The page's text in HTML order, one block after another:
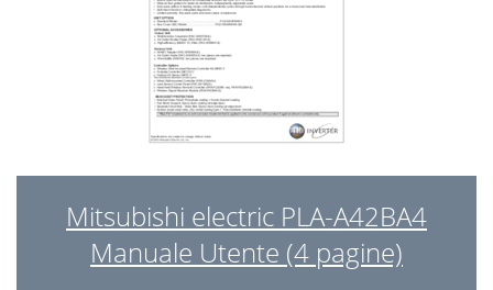
Mitsubishi electric PLA-A42BA4
Manuale Utente (4 pagine)